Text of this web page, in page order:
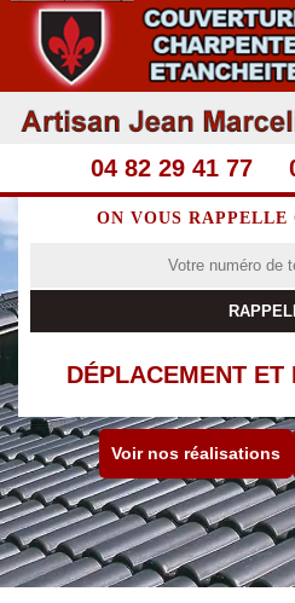
04 82 29 41 77
ON VOUS
DÉPLACEMENT ET
Voir nos réalisations